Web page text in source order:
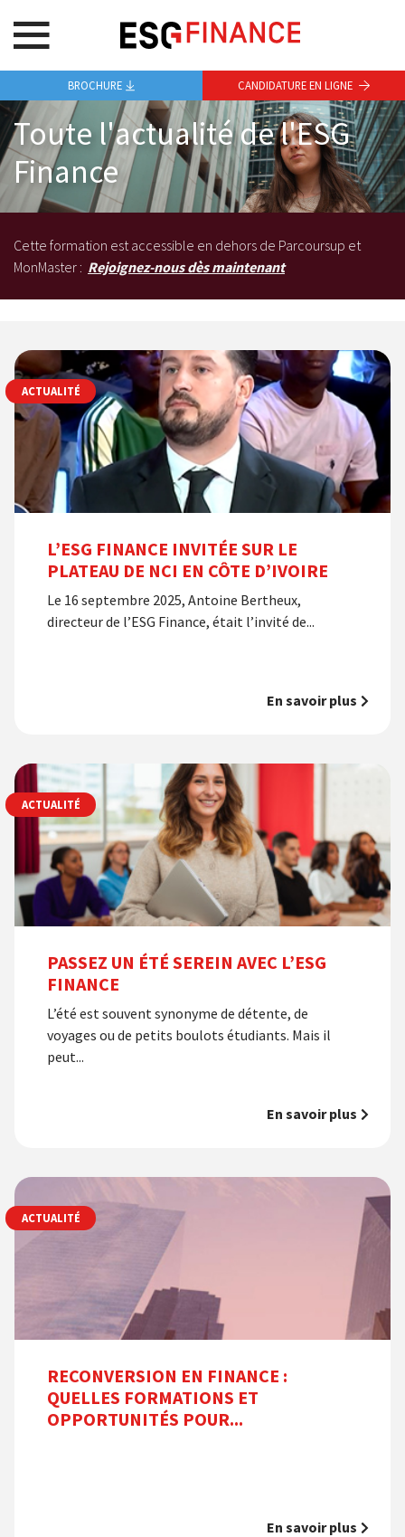
Toute l'actualité de l'ESG
Finance
Cette formation est accessible en dehors de Parcoursup et
MonMaster : Rejoignez-nous dès maintenant
L’ESG FINANCE INVITÉE SUR LE
PLATEAU DE NCI EN CÔTE D’IVOIRE
Le 16 septembre 2025, Antoine Bertheux,
directeur de l’ESG Finance, était l’invité de...
En savoir plus
ACTUALITÉ
PASSEZ UN ÉTÉ SEREIN AVEC L’ESG
FINANCE
L’été est souvent synonyme de détente, de
voyages ou de petits boulots étudiants. Mais il
peut...
En savoir plus
ACTUALITÉ
RECONVERSION EN FINANCE :
QUELLES FORMATIONS ET
OPPORTUNITÉS POUR...
En savoir plus
ACTUALITÉ
BROCHURE CANDIDATURE EN LIGNE